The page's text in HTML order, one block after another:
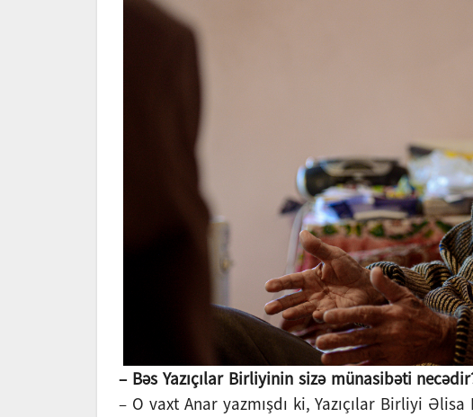
– Bəs Yazıçılar Birliyinin sizə münasibəti
– O vaxt Anar yazmışdı ki, Yazıçılar Birliyi